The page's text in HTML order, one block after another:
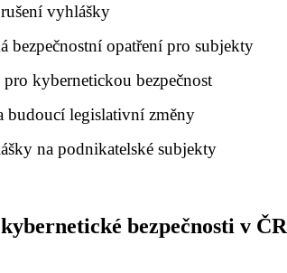
vyhlášky
bezpečnostní opatření pro subjekty
kybernetickou bezpečnost
budoucí legislativní změny
na podnikatelské subjekty
bezpečnosti v ČR